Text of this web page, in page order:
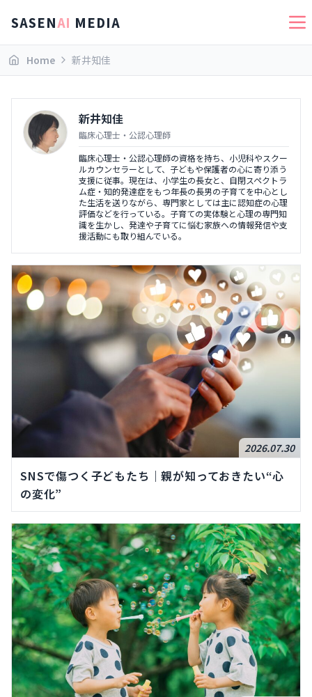
SASENAI MEDIA
Home 新井知佳
新井知佳
臨床心理士・公認心理師
臨床心理士・公認心理師の資格を持ち、小児科やスクー
ルカウンセラーとして、子どもや保護者の心に寄り添う
支援に従事。現在は、小学生の長女と、自閉スペクトラ
ム症・知的発達症をもつ年長の長男の子育てを中心とし
た生活を送りながら、専門家としては主に認知症の心理
評価などを行っている。子育ての実体験と心理の専門知
識を生かし、発達や子育てに悩む家族への情報発信や支
援活動にも取り組んでいる。
2026.07.30
SNSで傷つく子どもたち｜親が知っておきたい“心
の変化”